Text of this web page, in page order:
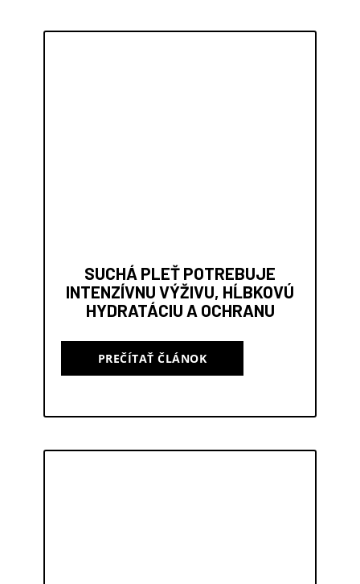
SUCHÁ PLEŤ POTREBUJE
INTENZÍVNU VÝŽIVU, HĹBKOVÚ
HYDRATÁCIU A OCHRANU
PREČÍTAŤ ČLÁNOK